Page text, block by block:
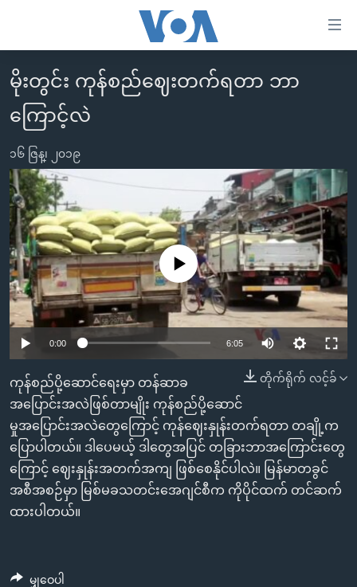
လွယ်ကူ
စေ
သည့်
Link
များ
ပင်မ
အကြောင်းအရာ
သို့
ကျော်
ကြည့်
ရန်
ပင်မ
အ
ညွန်း
စာမျက်နှာ
သို့
ကျော်
ကြည့်
ရန်
ရှာဖွေ
သို့
မူလစာမျက်နှာ
မြန်မာ
နိုင်ငံတကာ
အမေရိကန်
တရုတ်
အစ္စရေး-ပါလက်စတိုင်း
ဗွီဒီယို
သတင်းလွတ်လပ်ခွင့်
ရပ်ဝန်းတခု လမ်းတခု အလွန်
အင်္ဂလိပ်စာလေ့လာမယ်
အမေရိကန်သုံးအီဒီယံ
မကြေးမုံရဲ့ အင်္ဂလိပ်စာ
ရုပ်ရှင်ထဲက အင်္ဂလိပ်စာ
အပတ်စဉ်ကဏ္ဍများ
ရေဒီယို
တီဗွီ
ရေဒီယိုနှင့်ရုပ်သံ အချက်အလက်များ
ရေဒီယို/တီဗွီအစီအစဉ်
Learning English
ဗွီအိုအေ လူမှုကွန်ယက်များ
ဘာသာစကားများ
မိုးတွင်း ကုန်စည်ဈေးတက်ရတာ ဘာ
ကြောင့်လဲ
၁၆ ဇြန္၊ ၂၀၁၉
No media source currently available
0:00 6:05
တိုက်ရိုက် လင့်ခ်
ကုန်စည်ပို့ဆောင်ရေးမှာ တန်ဆာခ
အပြောင်းအလဲဖြစ်တာမျိုး ကုန်စည်ပို့ဆောင်
မှုအပြောင်းအလဲတွေကြောင့် ကုန်ဈေးနှုန်းတက်ရတာ တချို့က
ပြောပါတယ်။ ဒါပေမယ့် ဒါတွေအပြင် တခြားဘာအကြောင်းတွေ
ကြောင့် ဈေးနှုန်းအတက်အကျ ဖြစ်စေနိုင်ပါလဲ။ မြန်မာတခွင်
အစီအစဉ်မှာ မြစ်မခသတင်းအေဂျင်စီက ကိုပိုင်ထက် တင်ဆက်
ထားပါတယ်။
မျှဝေပါ